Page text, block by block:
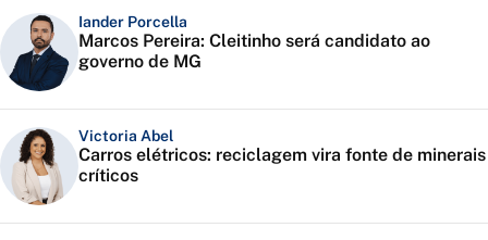
Iander Porcella
Marcos Pereira: Cleitinho será candidato ao
governo de MG
Victoria Abel
Carros elétricos: reciclagem vira fonte de minerais
críticos